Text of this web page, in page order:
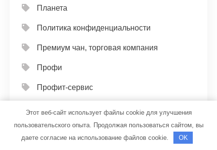
Планета
Политика конфиденциальности
Премиум чан, торговая компания
Профи
Профит-сервис
Пятница, банный комплекс
Этот веб-сайт использует файлы cookie для улучшения
пользовательского опыта. Продолжая пользоваться сайтом, вы
даете согласие на использование файлов cookie.
OK